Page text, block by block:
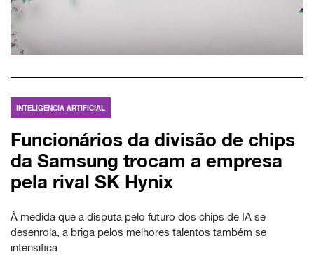
INTELIGÊNCIA ARTIFICIAL
Funcionários da divisão de chips
da Samsung trocam a empresa
pela rival SK Hynix
À medida que a disputa pelo futuro dos chips de IA se
desenrola, a briga pelos melhores talentos também se
intensifica